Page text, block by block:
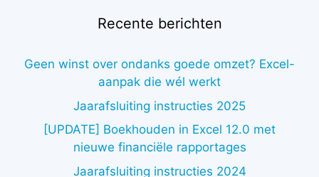
Recente berichten
Geen winst over ondanks goede omzet? Excel-
aanpak die wél werkt
Jaarafsluiting instructies 2025
[UPDATE] Boekhouden in Excel 12.0 met
nieuwe financiële rapportages
Jaarafsluiting instructies 2024